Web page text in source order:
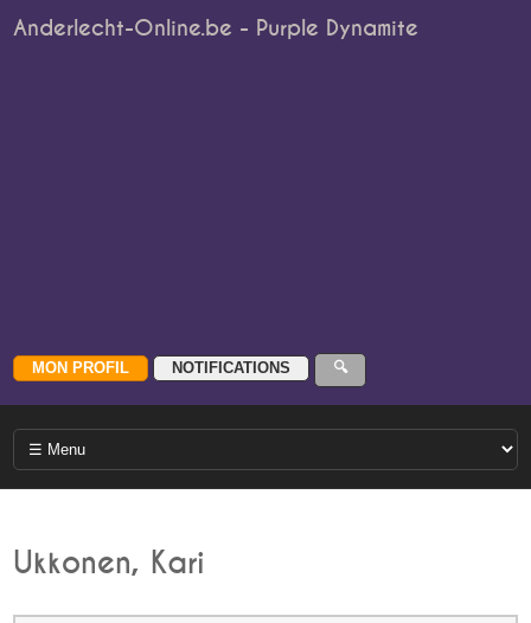
Anderlecht-Online.be - Purple Dynamite
Ukkonen, Kari